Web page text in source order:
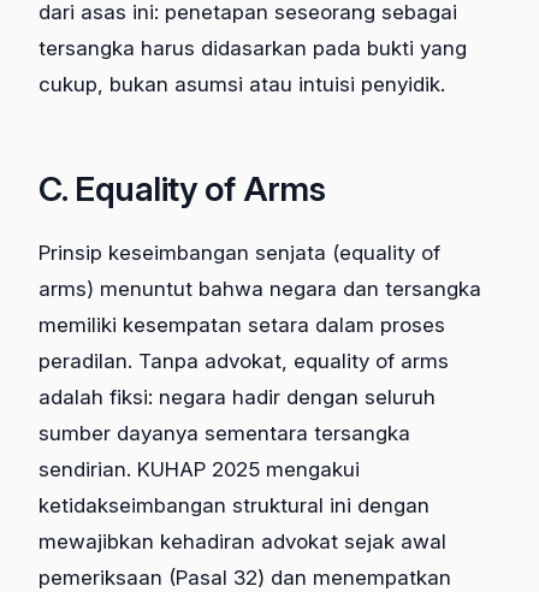
dari asas ini: penetapan seseorang sebagai
tersangka harus didasarkan pada bukti yang
cukup, bukan asumsi atau intuisi penyidik.
C. Equality of Arms
Prinsip keseimbangan senjata (equality of
arms) menuntut bahwa negara dan tersangka
memiliki kesempatan setara dalam proses
peradilan. Tanpa advokat, equality of arms
adalah fiksi: negara hadir dengan seluruh
sumber dayanya sementara tersangka
sendirian. KUHAP 2025 mengakui
ketidakseimbangan struktural ini dengan
mewajibkan kehadiran advokat sejak awal
pemeriksaan (Pasal 32) dan menempatkan